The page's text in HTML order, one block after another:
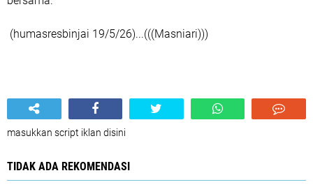
(humasresbinjai 19/5/26)...(((Masniari)))
masukkan script iklan disini
TIDAK ADA REKOMENDASI